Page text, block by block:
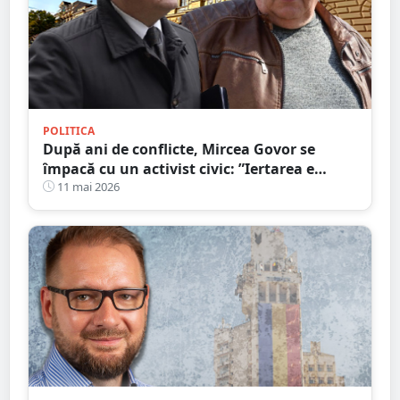
POLITICA
După ani de conflicte, Mircea Govor se
împacă cu un activist civic: ”Iertarea e
virtutea oamenilor puternici”
11 mai 2026